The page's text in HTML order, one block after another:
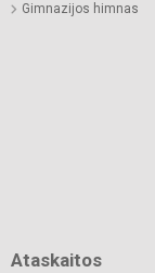
Gimnazijos himnas
Ataskaitos